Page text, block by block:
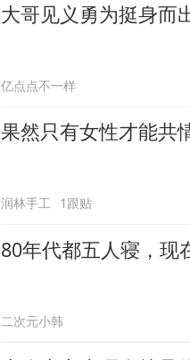
大哥见义勇为挺身而
亿点点不一样
果然只有女性才能共
润林手工 1跟贴
80年代都五人寝，现
二次元小韩